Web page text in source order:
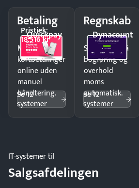
Betaling
Quickpay
Pristjek:
18.516 kr
Modtag
kortbetalinger
online uden
manuel
håndtering.
Se 12
systemer
Regnskab
Dynacount
Spar timer på
bogføring og
overhold
moms
automatisk.
Se 12
systemer
IT-systemer til
Salgsafdelingen